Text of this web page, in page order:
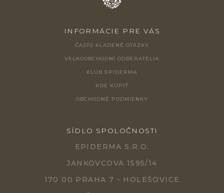
INFORMÁCIE PRE VÁS
ČASTO KLADENÉ OTÁZKY
VEĽKOOBCHODNÍ ODBERATELIA
KLUB EPIDERMA
KDE KÚPIŤ
OBCHODNÉ PODMIENKY
SÍDLO SPOLOČNOSTI
EPIDERMA S.R.O.
JANKOVCOVA 1595/14
170 00 PRAHA 7 - HOLEŠOVICE